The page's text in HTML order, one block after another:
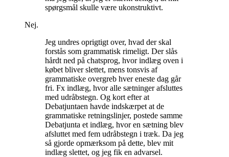
spørgsmål skulle være ukonstruktivt.
Nej.
Jeg undres oprigtigt over, hvad der skal
forstås som grammatisk rimeligt. Der slås
hårdt ned på chatsprog, hvor indlæg oven i
købet bliver slettet, mens tonsvis af
grammatiske overgreb hver eneste dag går
fri. Fx indlæg, hvor alle sætninger afsluttes
med udråbstegn. Og kort efter at
Debatjuntaen havde indskærpet at de
grammatiske retningslinjer, postede samme
Debatjunta et indlæg, hvor en sætning blev
afsluttet med fem udråbstegn i træk. Da jeg
så gjorde opmærksom på dette, blev mit
indlæg slettet, og jeg fik en advarsel.